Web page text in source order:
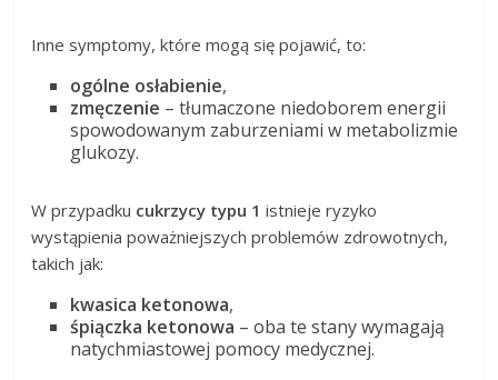
Inne symptomy, które mogą się pojawić, to:
ogólne osłabienie,
zmęczenie – tłumaczone niedoborem energii
spowodowanym zaburzeniami w metabolizmie
glukozy.
W przypadku cukrzycy typu 1 istnieje ryzyko
wystąpienia poważniejszych problemów zdrowotnych,
takich jak:
kwasica ketonowa,
śpiączka ketonowa – oba te stany wymagają
natychmiastowej pomocy medycznej.